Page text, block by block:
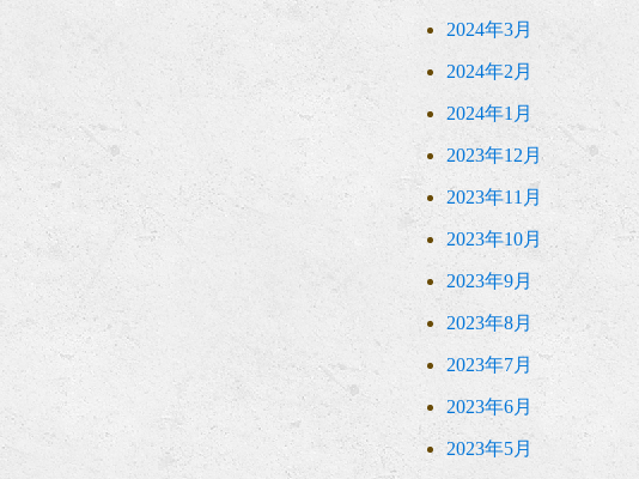
2024年3月
2024年2月
2024年1月
2023年12月
2023年11月
2023年10月
2023年9月
2023年8月
2023年7月
2023年6月
2023年5月